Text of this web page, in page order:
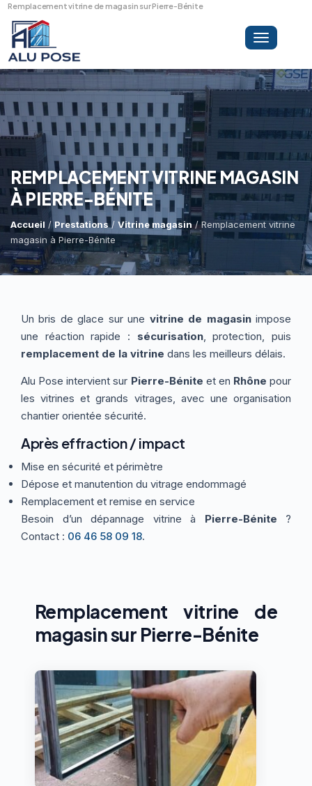
Remplacement vitrine de magasin sur Pierre-Bénite
LA SOCIÉTÉ
PRESTATIONS
Dépannage Vitrages
Vitrine Magasin
Expertise Bris De Glace
Thermographie
MINI-GRUE ARAIGNÉE
Capacité De Levage
Nos Formules
RÉFÉRENCES
ACTUALITÉS
CONTACT
Toggle
REMPLACEMENT VITRINE MAGASIN
À PIERRE-BÉNITE
Accueil /Prestations / Vitrine magasin/ Remplacement vitrine
magasin à Pierre-Bénite
Un bris de glace sur une vitrine de magasinimpose
une réaction rapide : sécurisation, protection, puis
remplacement de la vitrine dans les meilleurs délais.
Alu Pose intervient sur Pierre-Bénite et en Rhône pour
les vitrines et grands vitrages, avec une organisation
chantier orientée sécurité.
Après effraction / impact
Mise en sécurité et périmètre
Dépose et manutention du vitrage endommagé
Remplacement et remise en service
Besoin d’un dépannage vitrine à Pierre-Bénite ?
Contact : 06 46 58 09 18.
Remplacement vitrine de
magasin sur Pierre-Bénite